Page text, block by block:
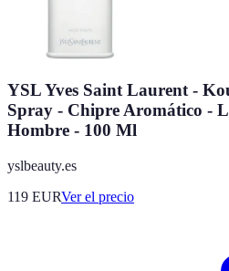
YSL Yves Saint Laurent -
Spray - Chipre Aromático -
Hombre - 100 Ml
yslbeauty.es
119 EURVer el precio